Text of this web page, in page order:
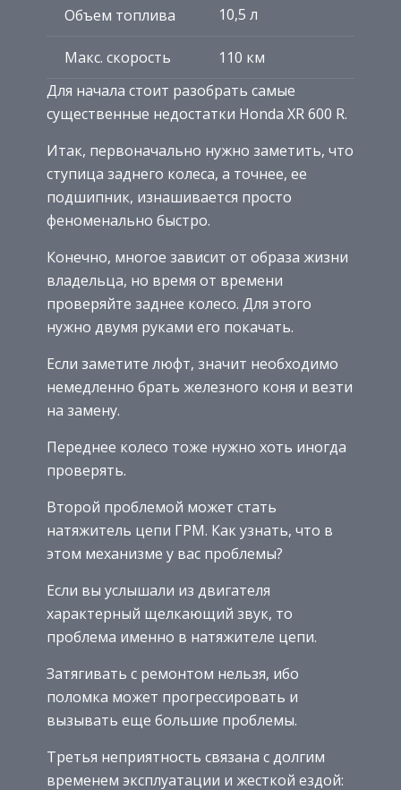
Объем топлива 10,5 л
Макс. скорость
110 км
Для начала стоит разобрать самые
существенные недостатки Honda XR 600 R.
Итак, первоначально нужно заметить, что
ступица заднего колеса, а точнее, ее
подшипник, изнашивается просто
феноменально быстро.
Конечно, многое зависит от образа жизни
владельца, но время от времени
проверяйте заднее колесо. Для этого
нужно двумя руками его покачать.
Если заметите люфт, значит необходимо
немедленно брать железного коня и везти
на замену.
Переднее колесо тоже нужно хоть иногда
проверять.
Второй проблемой может стать
натяжитель цепи ГРМ. Как узнать, что в
этом механизме у вас проблемы?
Если вы услышали из двигателя
характерный щелкающий звук, то
проблема именно в натяжителе цепи.
Затягивать с ремонтом нельзя, ибо
поломка может прогрессировать и
вызывать еще большие проблемы.
Третья неприятность связана с долгим
временем эксплуатации и жесткой ездой: